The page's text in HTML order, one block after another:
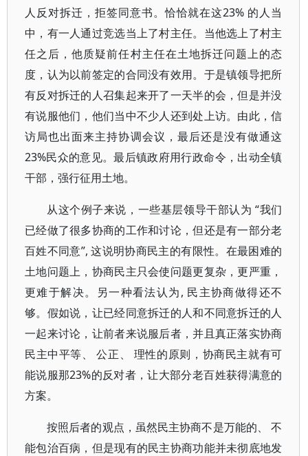
人反对拆迁，拒签同意书。恰恰就在这23% 的人当
中，有一人通过竞选当上了村主任。当他选上了村主
任之后，他质疑前任村主任在土地拆迁问题上的态
度，认为以前签定的合同没有效用。于是镇领导把所
有反对拆迁的人召集起来开了一天半的会，但是并没
有说服他们，他们当中不少人还到处上访。由此，信
访局也出面来主持协调会议，最后还是没有做通这
23%民众的意见。最后镇政府用行政命令，出动全镇
干部，强行征用土地。
从这个例子来说，一些基层领导干部认为 “我们
已经做了很多协商的工作和讨论，但还是有一部分老
百姓不同意”, 这说明协商民主的有限性。在最困难的
土地问题上，协商民主只会使问题更复杂，更严重，
更难于解决。另一种看法认为, 民主协商做得还不
够。假如说，让已经同意拆迁的人和不同意拆迁的人
一起来讨论，让前者来说服后者，并且真正落实协商
民主中平等、 公正、 理性的原则，协商民主就有可
能说服那23%的反对者，让大部分老百姓获得满意的
方案。
按照后者的观点，虽然民主协商不是万能的、 不
能包治百病，但是现有的民主协商功能并未彻底地发